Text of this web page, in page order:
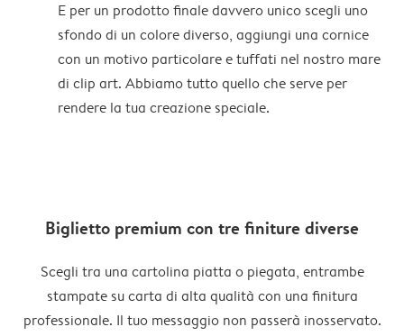
E per un prodotto finale davvero unico scegli uno
sfondo di un colore diverso, aggiungi una cornice
con un motivo particolare e tuffati nel nostro mare
di clip art. Abbiamo tutto quello che serve per
rendere la tua creazione speciale.
Biglietto premium con tre finiture diverse
Scegli tra una cartolina piatta o piegata, entrambe
stampate su carta di alta qualità con una finitura
professionale. Il tuo messaggio non passerà inosservato.